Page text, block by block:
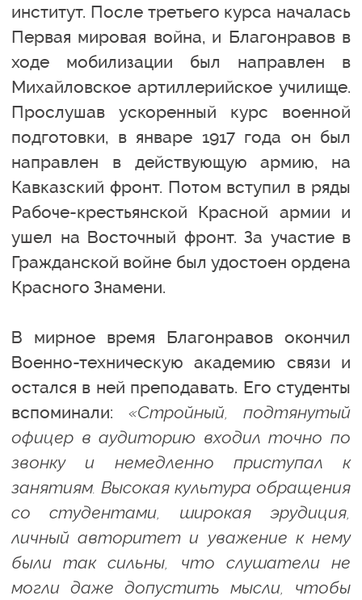
институт. После третьего курса началась
Первая мировая война, и Благонравов в
ходе мобилизации был направлен в
Михайловское артиллерийское училище.
Прослушав ускоренный курс военной
подготовки, в январе 1917 года он был
направлен в действующую армию, на
Кавказский фронт. Потом вступил в ряды
Рабоче-крестьянской Красной армии и
ушел на Восточный фронт. За участие в
Гражданской войне был удостоен ордена
Красного Знамени.
В мирное время Благонравов окончил
Военно-техническую академию связи и
остался в ней преподавать. Его студенты
вспоминали: «Стройный, подтянутый
офицер в аудиторию входил точно по
звонку и немедленно приступал к
занятиям. Высокая культура обращения
со студентами, широкая эрудиция,
личный авторитет и уважение к нему
были так сильны, что слушатели не
могли даже допустить мысли, чтобы